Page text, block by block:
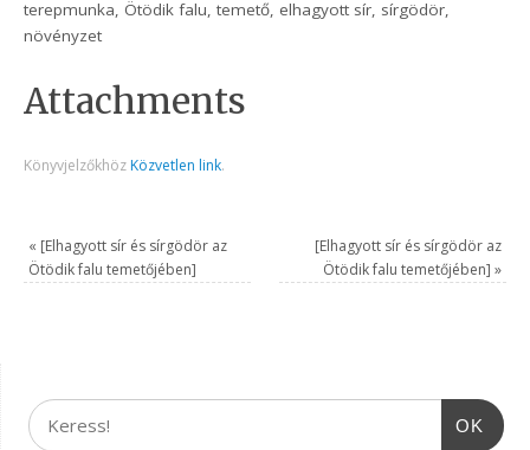
terepmunka, Ötödik falu, temető, elhagyott sír, sírgödör,
növényzet
Attachments
Könyvjelzőkhöz Közvetlen link.
« [Elhagyott sír és sírgödör az
Ötödik falu temetőjében]
[Elhagyott sír és sírgödör az
Ötödik falu temetőjében] »
OK